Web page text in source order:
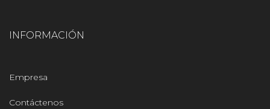
INFORMACIÓN
Empresa
Contáctenos